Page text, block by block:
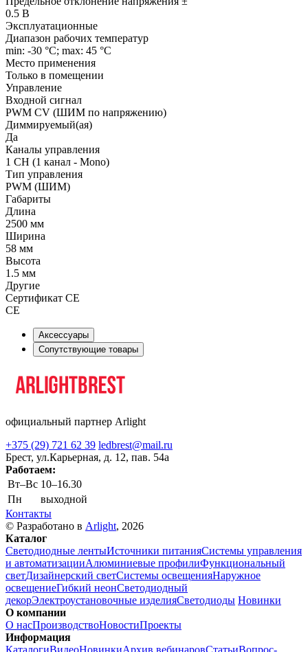
0.5 В
Эксплуатационные
Диапазон рабочих температур
min: -30 °C; max: 45 °C
Место применения
Только в помещении
Управление
Входной сигнал
PWM СV (ШИМ по напряжению)
Диммируемый(ая)
Да
Каналы управления
1 CH (1 канал - Mono)
Тип управления
PWM (ШИМ)
Габариты
Длина
2500 мм
Ширина
58 мм
Высота
1.5 мм
Другие
Сертификат CE
CE
Аксессуары
Сопутствующие товары
официальный партнер Arlight
+375 (29) 721 62 39 ledbrest@mail.ru
Брест, ул.Карьерная, д. 12, пав. 54а
Работаем:
Вт–Вс 10–16.30
Пн
выходной
Контакты
© Разработано в Arlight, 2026
Каталог
Светодиодные лентыИсточники питанияСистемы управления
и автоматизацииАлюминиевые профилиФункциональный
светДизайнерский светСистемы освещенияНаружное
освещениеГибкий неонСветодиодный
декорЭлектроустановочные изделияСветодиоды Новинки
О компании
О насПроизводствоНовостиПроекты
Информация
КаталогиВидеоНовинкиАрхив вебинаровСтатьиВопрос-